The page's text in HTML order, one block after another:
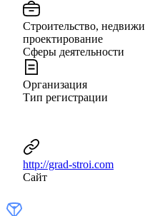
Строительство,
проектирование
Сферы деятельности
Организация
Тип регистрации
http://grad-stroi.com
Сайт